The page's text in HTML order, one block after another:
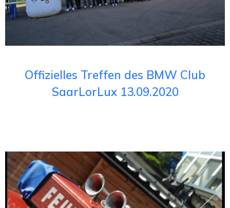
Offizielles Treffen des BMW Club
SaarLorLux 13.09.2020